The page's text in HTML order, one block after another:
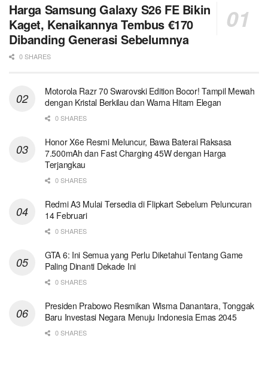
Harga Samsung Galaxy S26 FE Bikin
Kaget, Kenaikannya Tembus €170
Dibanding Generasi Sebelumnya
0 SHARES
Motorola Razr 70 Swarovski Edition Bocor! Tampil Mewah
dengan Kristal Berkilau dan Warna Hitam Elegan
0 SHARES
Honor X6e Resmi Meluncur, Bawa Baterai Raksasa
7.500mAh dan Fast Charging 45W dengan Harga
Terjangkau
0 SHARES
Redmi A3 Mulai Tersedia di Flipkart Sebelum Peluncuran
14 Februari
0 SHARES
GTA 6: Ini Semua yang Perlu Diketahui Tentang Game
Paling Dinanti Dekade Ini
0 SHARES
Presiden Prabowo Resmikan Wisma Danantara, Tonggak
Baru Investasi Negara Menuju Indonesia Emas 2045
0 SHARES